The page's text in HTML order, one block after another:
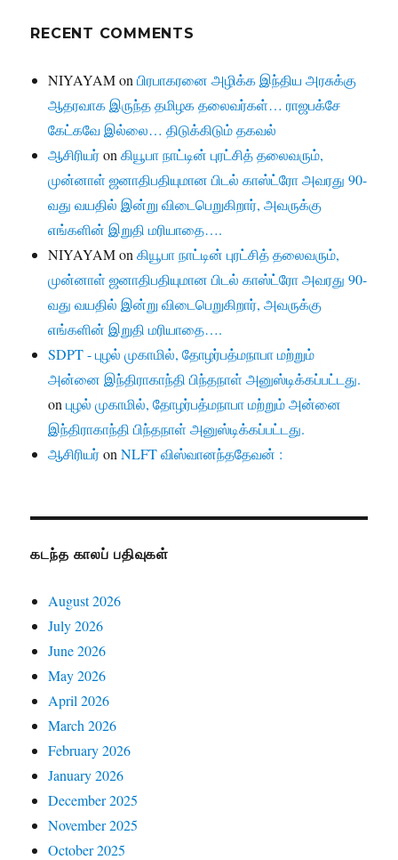
RECENT COMMENTS
NIYAYAMonபிரபாகரனை அழிக்க இந்திய அரசுக்கு
ஆதரவாக இருந்த தமிழக தலைவர்கள்… ராஜபக்சே
கேட்கவே இல்லை… திடுக்கிடும் தகவல்
ஆசிரியர்onகியூபா நாட்டின் புரட்சித் தலைவரும்,
முன்னாள் ஜனாதிபதியுமான பிடல் காஸ்ட்ரோ அவரது 90-
வது வயதில் இன்று விடைபெறுகிறார், அவருக்கு
எங்களின் இறுதி மரியாதை….
NIYAYAMonகியூபா நாட்டின் புரட்சித் தலைவரும்,
முன்னாள் ஜனாதிபதியுமான பிடல் காஸ்ட்ரோ அவரது 90-
வது வயதில் இன்று விடைபெறுகிறார், அவருக்கு
எங்களின் இறுதி மரியாதை….
SDPT - புழல் முகாமில், தோழர்பத்மநாபா மற்றும்
அன்னை இந்திராகாந்தி பிந்தநாள் அனுஸ்டிக்கப்பட்டது.
onபுழல் முகாமில், தோழர்பத்மநாபா மற்றும் அன்னை
இந்திராகாந்தி பிந்தநாள் அனுஸ்டிக்கப்பட்டது.
ஆசிரியர்onNLFT விஸ்வானந்ததேவன் :
கடந்த காலப் பதிவுகள்
August 2026
July 2026
June 2026
May 2026
April 2026
March 2026
February 2026
January 2026
December 2025
November 2025
October 2025